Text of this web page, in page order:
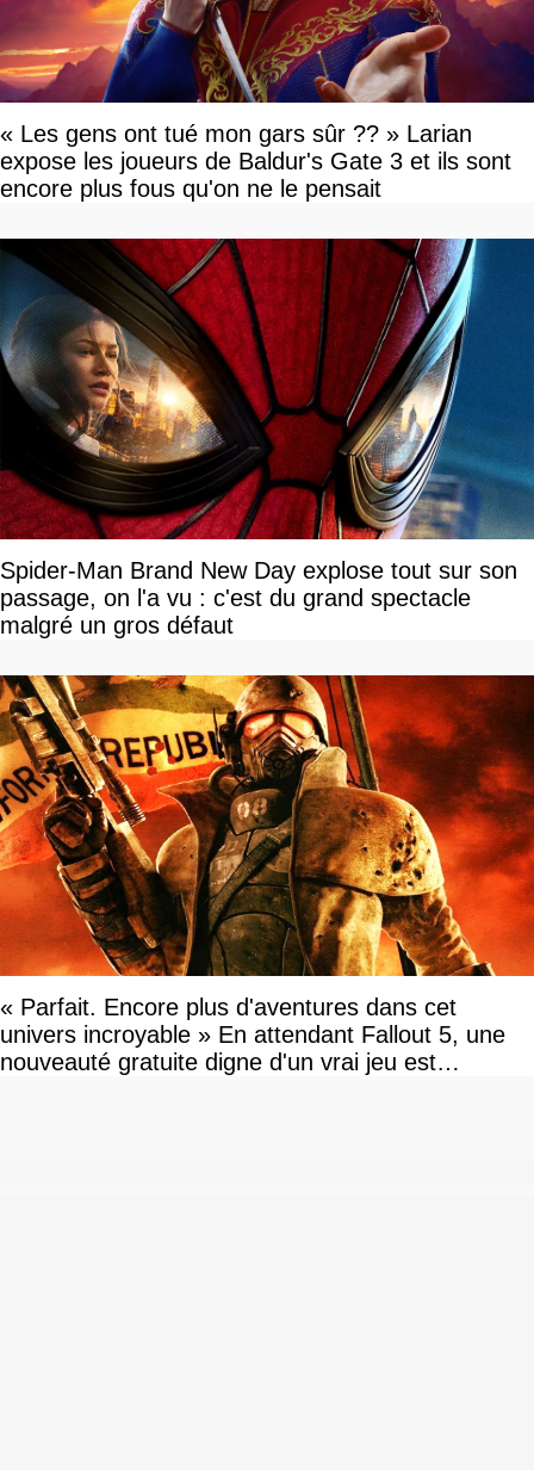
« Les gens ont tué mon gars sûr ?? » Larian
expose les joueurs de Baldur's Gate 3 et ils sont
encore plus fous qu'on ne le pensait
Spider-Man Brand New Day explose tout sur son
passage, on l'a vu : c'est du grand spectacle
malgré un gros défaut
« Parfait. Encore plus d'aventures dans cet
univers incroyable » En attendant Fallout 5, une
nouveauté gratuite digne d'un vrai jeu est